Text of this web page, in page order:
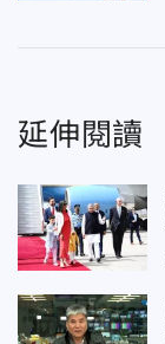
延伸閱讀